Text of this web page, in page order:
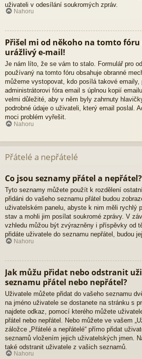
uživateli v odesílání soukromých zpráv.
Nahoru
Přišel mi od někoho na tomto
urážlivý e-mail!
Je nám líto, že se vám to stalo. Formulář pro
používaný na tomto fóru obsahuje obranné
můžeme vystopovat, kdo posílá takové emaily,
administrátorovi fóra email s úplnou kopií
velmi důležité, aby v něm byly zahrnuty
podrobné údaje o uživateli, který email poslal.
moci problém vyřešit.
Nahoru
Přátelé a nepřátelé
Co jsou seznamy přátel a nepřátel?
Tyto seznamy můžete použít k rozdělení
přidáni do vašeho seznamu přátel budou
uživatelském panelu, abyste k nim měli rychlý
stav a mohli jim posílat soukromé zprávy. V
vzhledu můžou být zvýrazněny i příspěvky od
přidáte uživatele do seznamu nepřátel, budou
Nahoru
Jak můžu přidat nebo odstranit
seznamu přátel nebo nepřátel?
Uživatele můžete přidat do vašeho seznamu
na jméno uživatele se dostanete na stránku s
najdete odkaz, pomocí kterého můžete
přátel nebo nepřátel. Nebo můžete ve vašem
záložce „Přátelé a nepřátelé“ přímo přidat
seznamů vložením jejich uživatelských jmen.
také odstranit uživatele z vašich seznamů.
Nahoru